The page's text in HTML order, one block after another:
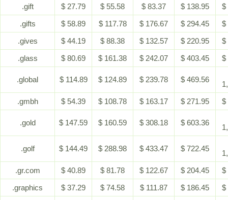
.gift
$ 27.79 $ 55.58 $ 83.37 $ 138.95
$
.gifts
$ 58.89 $ 117.78 $ 176.67 $ 294.45
$
.gives
$ 44.19 $ 88.38 $ 132.57 $ 220.95
$
.glass
$ 80.69 $ 161.38 $ 242.07 $ 403.45 $
.global $ 114.89 $ 124.89 $ 239.78 $ 469.56
.gmbh
$ 54.39 $ 108.78 $ 163.17 $ 271.95 $
.gold $ 147.59 $ 160.59 $ 308.18 $ 603.36
.golf $ 144.49 $ 288.98 $ 433.47 $ 722.45
.gr.com
$ 40.89 $ 81.78 $ 122.67 $ 204.45
$
.graphics
$ 37.29 $ 74.58 $ 111.87 $ 186.45
$